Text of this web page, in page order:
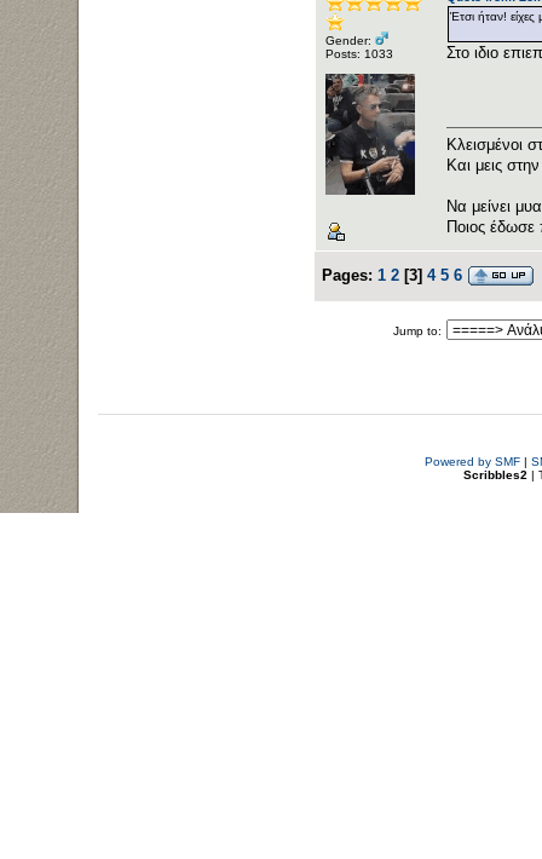
Gender:
Posts: 1033
Έτσι ήταν! είχες
Στο ιδιο
Κλεισμένοι
Και μεις
Να μείνει
Ποιος έδωσε
Pages: 1 2 [3] 4 5 6
Jump to:
Powered by SMF|
Scribbles2 |